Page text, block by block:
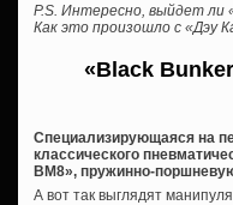
P.S. Интересно, выйдет ли
Как это произошло с «Дэу
«Black
Специализирующаяся на
классического
BM8», пружинно-
А вот так выглядят